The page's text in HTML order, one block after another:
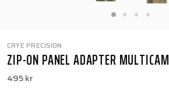
CRYE PRECISION
ZIP-ON PANEL ADAPTER MULTICAM
495 kr